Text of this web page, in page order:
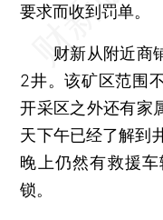
要求而收到罚单。
财新从附近商铺
2井。该矿区范围
开采区之外还有家
天下午已经了解到
晚上仍然有救援
锁。